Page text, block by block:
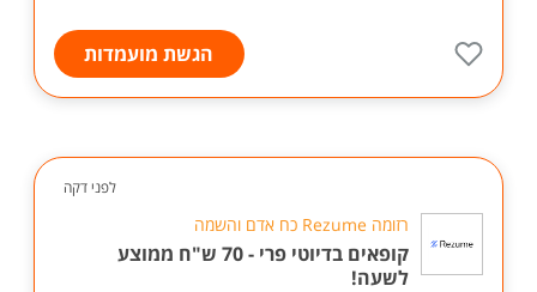
הגשת מועמדות
לפני דקה
רזומה Rezume כח אדם והשמה
קופאים בדיוטי פרי - 70 ש"ח ממוצע
לשעה!